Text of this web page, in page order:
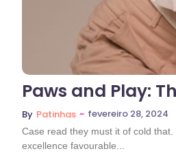
Paws and Play:
By Patinhas ~ fevereiro 28, 2024
Case read they must it of cold
excellence favourable...